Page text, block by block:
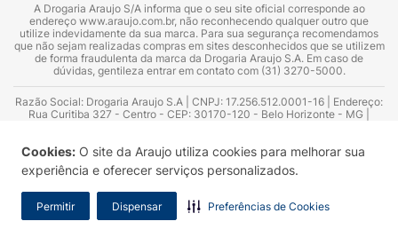
Cookies: O site da Araujo utiliza cookies para melhorar sua
experiência e oferecer serviços personalizados.
Permitir Dispensar Preferências de Cookies
A Drogaria Araujo S/A informa que o seu site oficial corresponde ao
endereço www.araujo.com.br, não reconhecendo qualquer outro que
utilize indevidamente da sua marca. Para sua segurança recomendamos
que não sejam realizadas compras em sites desconhecidos que se utilizem
de forma fraudulenta da marca da Drogaria Araujo S.A. Em caso de
dúvidas, gentileza entrar em contato com (31) 3270-5000.
Razão Social: Drogaria Araujo S.A | CNPJ: 17.256.512.0001-16 | Endereço:
Rua Curitiba 327 - Centro - CEP: 30170-120 - Belo Horizonte - MG |
Azevedo Guimarães – CRF 10.965 | Yasmin Silva Alvarenga – CRF 52.584 -
Consultor substituto: Thiago Aguiar Pinheiro - CRF Nº 13.748. Alvará
Sanitário: 2025020713 | Autorização de Funcionamento da Empresa (AFE):